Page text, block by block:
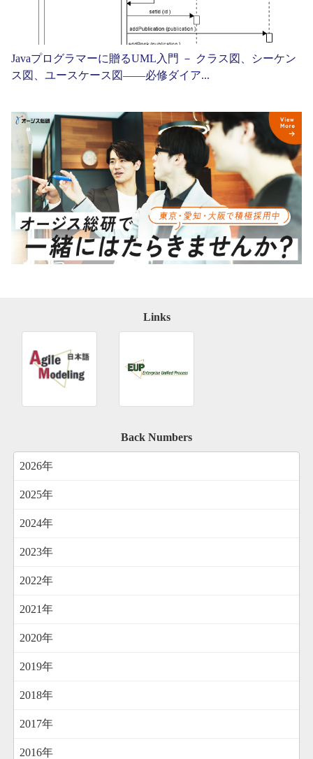
Javaプログラマーに贈るUML入門 － クラス図、シーケン
ス図、ユースケース図——必修ダイア...
Links
Back Numbers
2026年
2025年
2024年
2023年
2022年
2021年
2020年
2019年
2018年
2017年
2016年